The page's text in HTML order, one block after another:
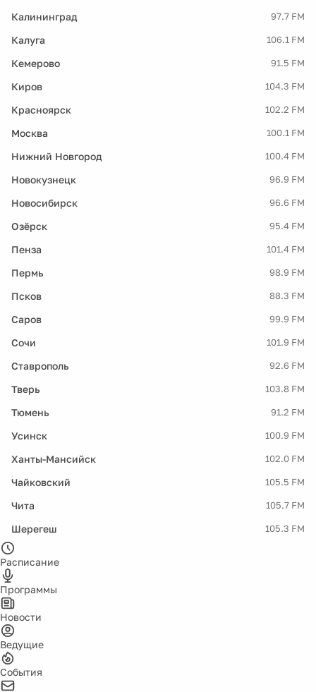
Калининград 97.7 FM
Калуга 106.1 FM
Кемерово 91.5 FM
Киров 104.3 FM
Красноярск 102.2 FM
Москва 100.1 FM
Нижний Новгород 100.4 FM
Новокузнецк 96.9 FM
Новосибирск 96.6 FM
Озёрск 95.4 FM
Пенза 101.4 FM
Пермь 98.9 FM
Псков 88.3 FM
Саров 99.9 FM
Сочи 101.9 FM
Ставрополь 92.6 FM
Тверь 103.8 FM
Тюмень 91.2 FM
Усинск 100.9 FM
Ханты-Мансийск 102.0 FM
Чайковский 105.5 FM
Чита 105.7 FM
Шерегеш 105.3 FM
Расписание
Программы
Новости
Ведущие
События